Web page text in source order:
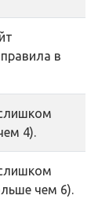
в
4).
чем 6).